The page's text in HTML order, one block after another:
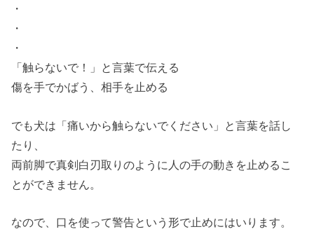
・
・
・
「触らないで！」と言葉で伝える
傷を手でかばう、相手を止める
でも犬は「痛いから触らないでください」と言葉を話し
たり、
両前脚で真剣白刃取りのように人の手の動きを止めるこ
とができません。
なので、口を使って警告という形で止めにはいります。